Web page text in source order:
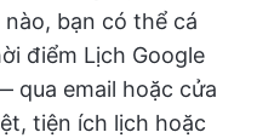
bạn có thể cá
điểm Lịch Google
qua email hoặc cửa
tiện ích lịch hoặc